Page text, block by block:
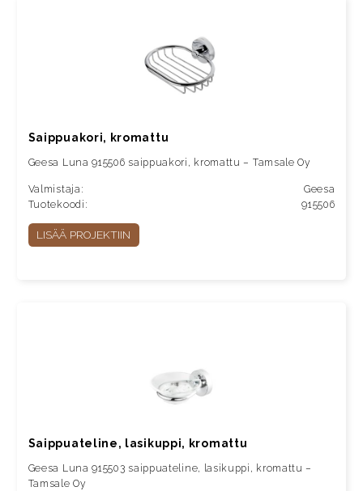
Saippuakori, kromattu
Geesa Luna 915506 saippuakori, kromattu – Tamsale Oy
Valmistaja:
Geesa
Tuotekoodi:
915506
LISÄÄ PROJEKTIIN
Saippuateline, lasikuppi, kromattu
Geesa Luna 915503 saippuateline, lasikuppi, kromattu –
Tamsale Oy